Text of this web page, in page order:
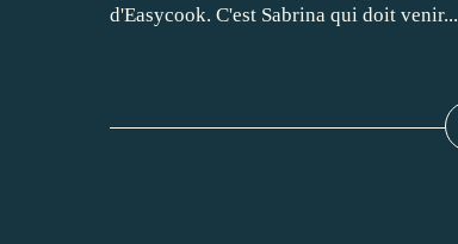
d'Easycook. C'est Sabrina qui doit venir...